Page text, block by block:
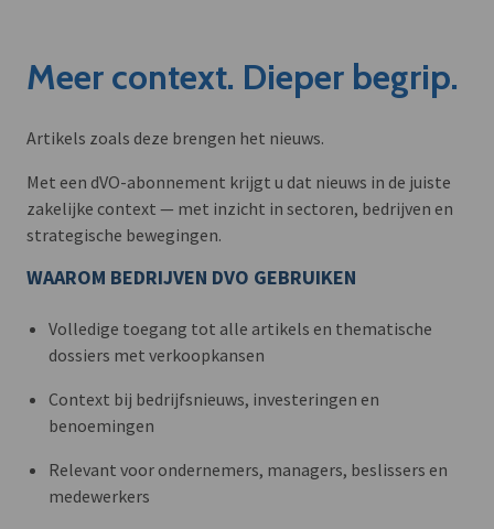
Meer context. Dieper begrip.
Artikels zoals deze brengen het nieuws.
Met een dVO-abonnement krijgt u dat nieuws in de juiste
zakelijke context — met inzicht in sectoren, bedrijven en
strategische bewegingen.
WAAROM BEDRIJVEN DVO GEBRUIKEN
Volledige toegang tot alle artikels en thematische
dossiers met verkoopkansen
Context bij bedrijfsnieuws, investeringen en
benoemingen
Relevant voor ondernemers, managers, beslissers en
medewerkers